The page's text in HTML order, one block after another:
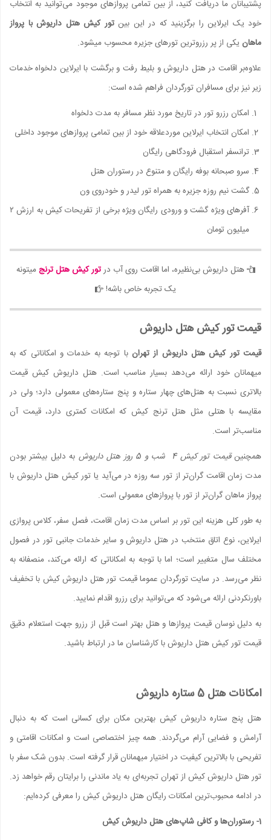
پشتیبانان ما دریافت کنید، از بین تمامی پروازهای موجود می‌توانید به انتخاب
خود یک ایرلاین را برگزینید که در این بینتور کیش هتل داریوش با پرواز
ماهان یکی از پر رزروترین تورهای جزیره محسوب میشود.
علاوه‌بر اقامت در هتل داریوش و بلیط رفت و برگشت با ایرلاین دلخواه خدمات
زیر نیز برای مسافران تورگردان فراهم شده است:
امکان رزرو تور در تاریخ مورد نظر مسافر به مدت دلخواه
امکان انتخاب ایرلاین موردعلاقه خود از بین تمامی پروازهای موجود داخلی
ترانسفر استقبال فرودگاهی رایگان
سرو صبحانه بوفه رایگان و متنوع در رستوران هتل
گشت نیم روزه جزیره به همراه تور لیدر و خودروی ون
آفرهای ویژه گشت و ورودی رایگان ویژه برخی از تفریحات کیش به ارزش ۲
میلیون تومان
هتل داریوش بی‌نظیره، اما اقامت روی آب درتور کیش هتل ترنجمیتونه
یک تجربه خاص باشه!
قیمت تور کیش هتل داریوش
قیمت تور کیش هتل داریوش از تهران با توجه به خدمات و امکاناتی که به
میهمانان خود ارائه می‌دهد بسیار مناسب است. هتل داریوش کیش قیمت
بالاتری نسبت به هتل‌های چهار ستاره و پنج ستاره‌های معمولی دارد؛ ولی در
مقایسه با هتلی مثل هتل ترنج کیش که امکانات کمتری دارد، قیمت آن
مناسب‌تر است.
همچنینقیمت تور کیش 4 شب و 5 روز هتل داریوش
به دلیل بیشتر بودن
مدت زمان اقامت گران‌تر از تور سه روزه در می‌آید یا تور کیش هتل داریوش با
پرواز ماهان گران‌تر از تور با پروازهای معمولی است.
به طور کلی هزینه این تور بر اساس مدت زمان اقامت، فصل سفر، کلاس پروازی
ایرلاین، نوع اتاق منتخب در هتل داریوش و سایر خدمات جانبی تور در فصول
مختلف سال متغییر است؛ اما با توجه به امکاناتی که ارائه می‌کند، منصفانه به
نظر می‌رسد. در سایت تورگردان عموما قیمت تور هتل داریوش کیش با تخفیف
باورنکردنی ارائه می‌شود که می‌توانید برای رزرو اقدام نمایید.
به دلیل نوسان قیمت پروازها و هتل بهتر است قبل از رزرو جهت استعلام دقیق
قیمت تور کیش هتل داریوش با کارشناسان ما در ارتباط باشید.
امکانات هتل 5 ستاره داریوش
هتل پنج ستاره داریوش کیش بهترین مکان برای کسانی است که به دنبال
آرامش و فضایی آرام می‌گردند. همه چیز اختصاصی است و امکانات اقامتی و
تفریحی با بالاترین کیفیت در اختیار میهمانان قرار گرفته است. بدون شک سفر با
تور هتل داریوش کیش از تهران تجربه‌ای به یاد ماندنی را برایتان رقم خواهد زد.
در ادامه محبوب‌ترین امکانات رایگان هتل داریوش کیش را معرفی کرده‌ایم:
1- رستوران‌ها و کافی شاپ‌های هتل داریوش کیش